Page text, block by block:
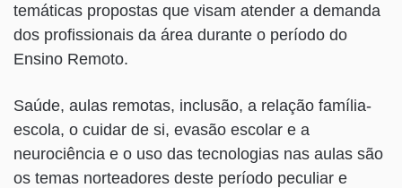
temáticas propostas que visam atender a demanda
dos profissionais da área durante o período do
Ensino Remoto.
Saúde, aulas remotas, inclusão, a relação família-
escola, o cuidar de si, evasão escolar e a
neurociência e o uso das tecnologias nas aulas são
os temas norteadores deste período peculiar e